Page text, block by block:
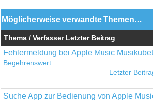
Möglicherweise verwandte Themen…
Thema / Verfasser Letzter Beitrag
Fehlermeldung bei Apple Music
Begehrenswert
Letzter
Suche App zur Bedienung von Apple